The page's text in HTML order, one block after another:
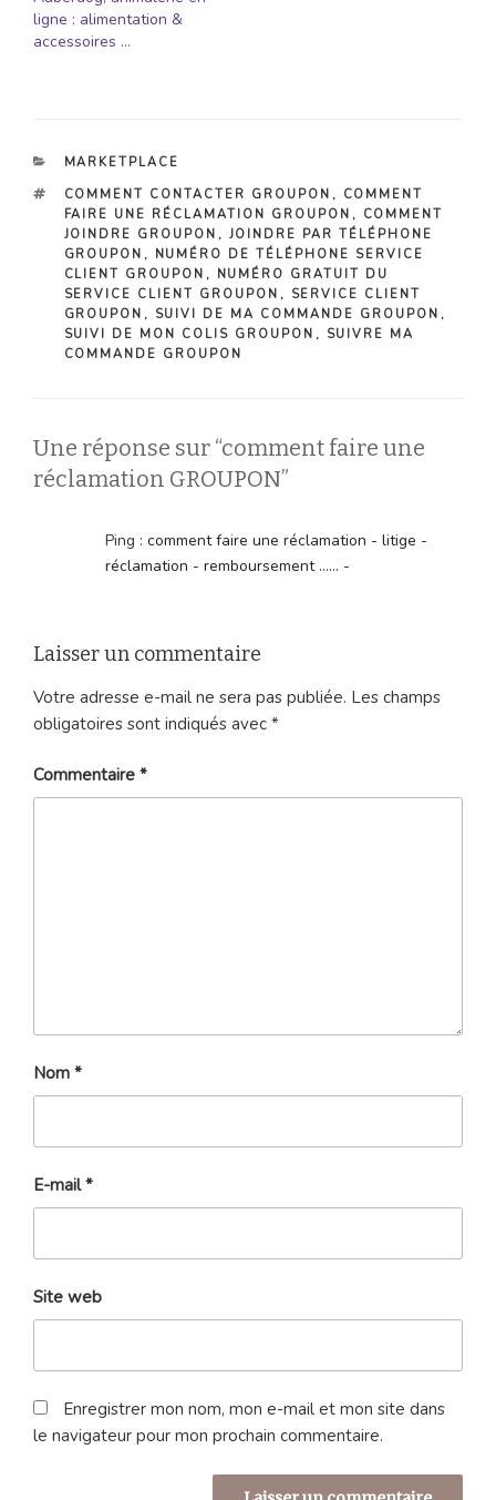
ligne : alimentation &
accessoires …
CATÉGORIES
MARKETPLACE
ÉTIQUETTES
COMMENT CONTACTER GROUPON , COMMENT
FAIRE UNE RÉCLAMATION GROUPON , COMMENT
JOINDRE GROUPON , JOINDRE PAR TÉLÉPHONE
GROUPON , NUMÉRO DE TÉLÉPHONE SERVICE
CLIENT GROUPON , NUMÉRO GRATUIT DU
SERVICE CLIENT GROUPON , SERVICE CLIENT
GROUPON , SUIVI DE MA COMMANDE GROUPON ,
SUIVI DE MON COLIS GROUPON , SUIVRE MA
COMMANDE GROUPON
Une réponse sur “comment faire une
réclamation GROUPON”
Ping : comment faire une réclamation - litige -
réclamation - remboursement ...... -
Laisser un commentaire
Votre adresse e-mail ne sera pas publiée. Les champs
obligatoires sont indiqués avec *
Commentaire *
Nom *
E-mail*
Site web
Enregistrer mon nom, mon e-mail et mon site dans
le navigateur pour mon prochain commentaire.